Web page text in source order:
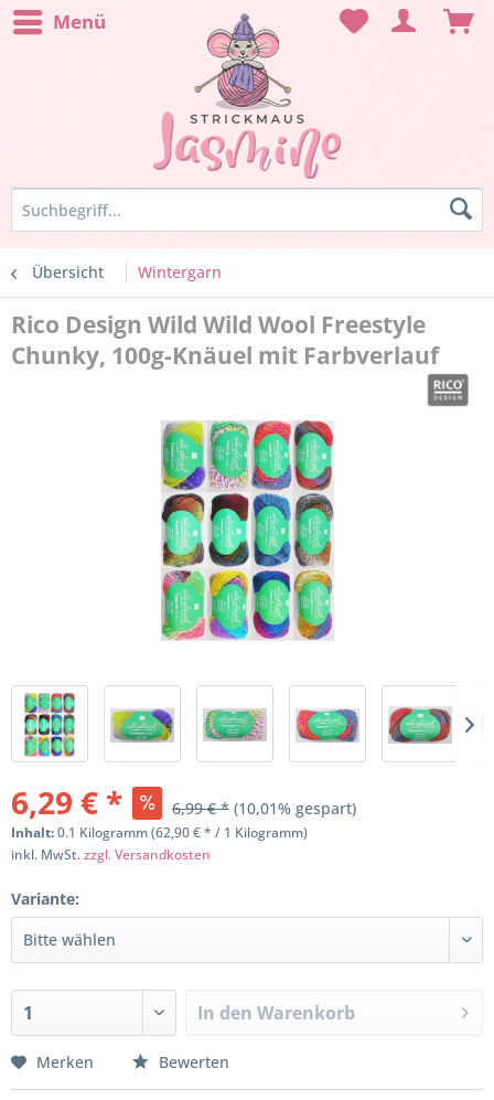
Menü
Übersicht Wintergarn
Rico Design Wild Wild Wool Freestyle
Chunky, 100g-Knäuel mit Farbverlauf
6,29 € * 6,99 € * (10,01% gespart)
Inhalt:0.1 Kilogramm (62,90 € * / 1 Kilogramm)
inkl. MwSt.zzgl. Versandkosten
Variante:
In den Warenkorb
Merken Bewerten